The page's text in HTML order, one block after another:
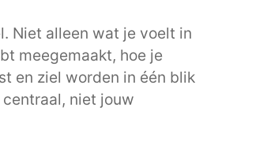
Niet alleen wat je voelt in
meegemaakt, hoe je
en ziel worden in één blik
niet jouw